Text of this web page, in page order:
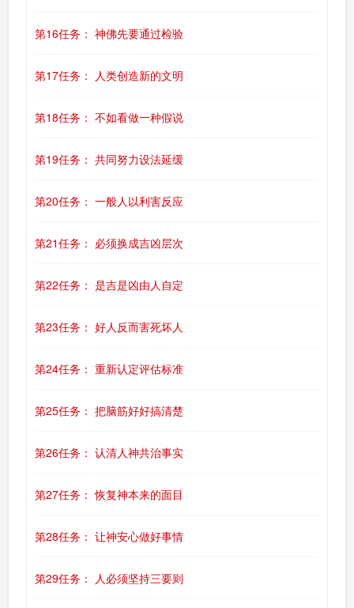
第16任务： 神佛先要通过检验
第17任务： 人类创造新的文明
第18任务： 不如看做一种假说
第19任务： 共同努力设法延缓
第20任务： 一般人以利害反应
第21任务： 必须换成吉凶层次
第22任务： 是吉是凶由人自定
第23任务： 好人反而害死坏人
第24任务： 重新认定评估标准
第25任务： 把脑筋好好搞清楚
第26任务： 认清人神共治事实
第27任务： 恢复神本来的面目
第28任务： 让神安心做好事情
第29任务： 人必须坚持三要则